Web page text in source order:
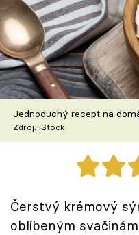
TV Program
Škola vaření
Recepty z TV
Speciál: Cuketa
Těhotnej kuchař
Přihlášení
Jednoduchý recept na
Zdroj: iStock
Čerstvý krémový
oblíbeným